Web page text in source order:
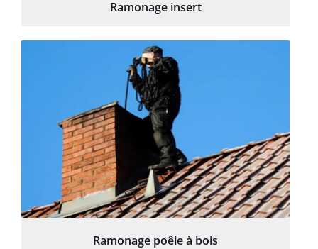
Ramonage insert
Ramonage poêle à bois